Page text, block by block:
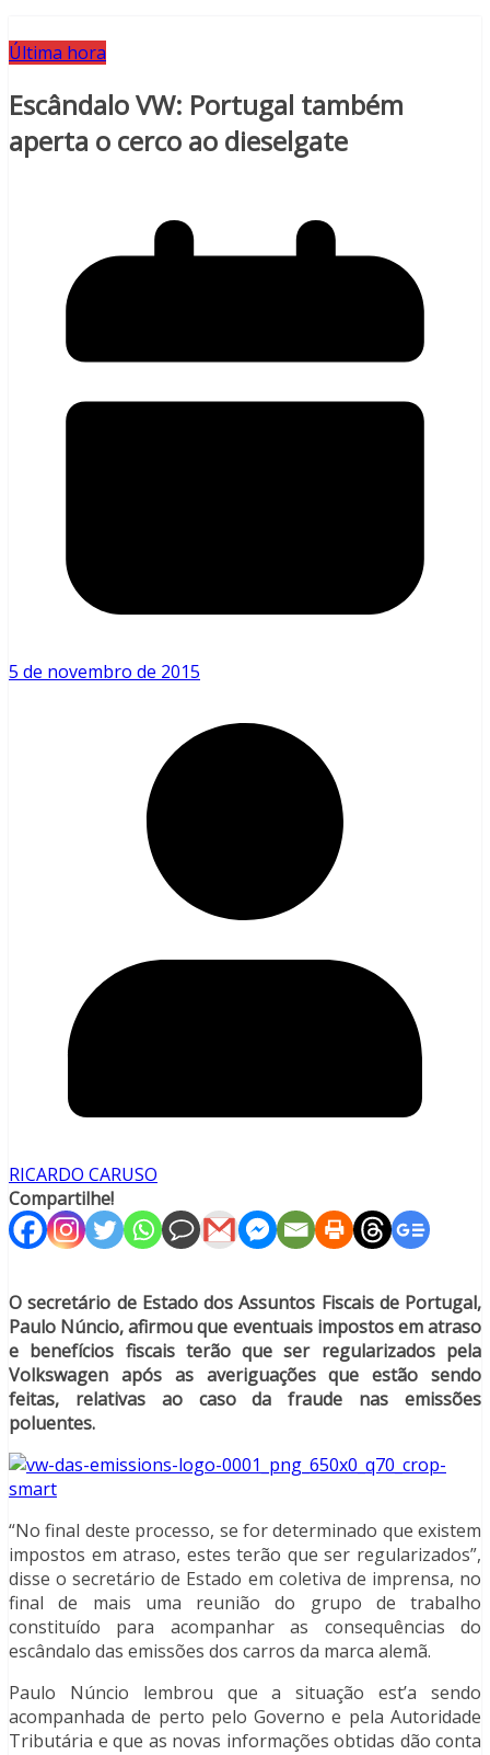
Última hora
Escândalo VW: Portugal também
aperta o cerco ao dieselgate
5 de novembro de 2015
RICARDO CARUSO
Compartilhe!
O secretário de Estado dos Assuntos Fiscais de Portugal,
Paulo Núncio, afirmou que eventuais impostos em atraso
e benefícios fiscais terão que ser regularizados pela
Volkswagen após as averiguações que estão sendo
feitas, relativas ao caso da fraude nas emissões
poluentes.
“No final deste processo, se for determinado que existem
impostos em atraso, estes terão que ser regularizados”,
disse o secretário de Estado em coletiva de imprensa, no
final de mais uma reunião do grupo de trabalho
constituído para acompanhar as consequências do
escândalo das emissões dos carros da marca alemã.
Paulo Núncio lembrou que a situação est’a sendo
acompanhada de perto pelo Governo e pela Autoridade
Tributária e que as novas informações obtidas dão conta